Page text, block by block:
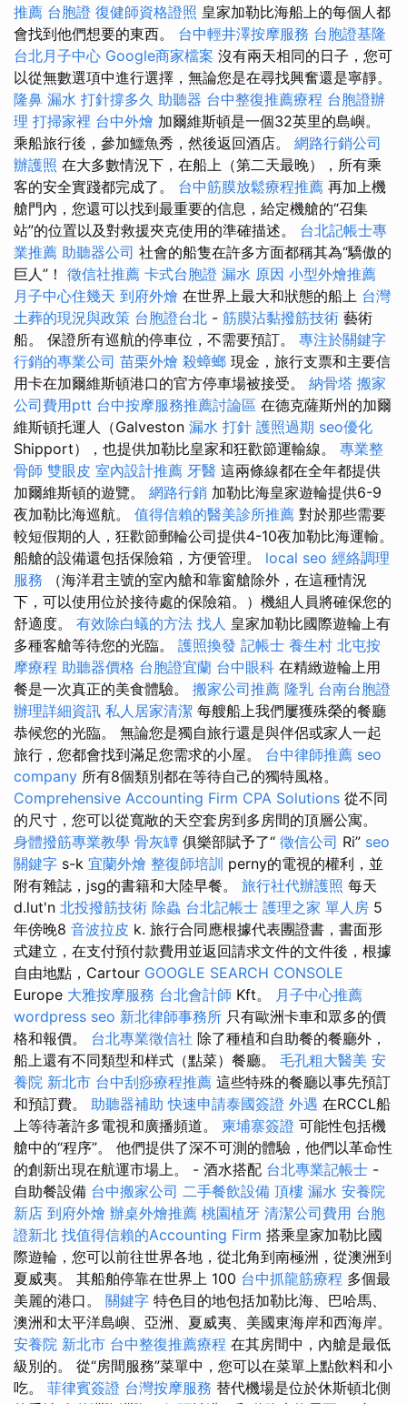
推薦 台胞證 復健師資格證照 皇家加勒比海船上的每個人都
會找到他們想要的東西。 台中輕井澤按摩服務 台胞證基隆
台北月子中心 Google商家檔案 沒有兩天相同的日子，您可
以從無數選項中進行選擇，無論您是在尋找興奮還是寧靜。
隆鼻 漏水 打針撐多久 助聽器 台中整復推薦療程 台胞證辦
理 打掃家裡 台中外燴 加爾維斯頓是一個32英里的島嶼。
乘船旅行後，參加鱷魚秀，然後返回酒店。 網路行銷公司
辦護照 在大多數情況下，在船上（第二天最晚），所有乘
客的安全實踐都完成了。 台中筋膜放鬆療程推薦 再加上機
艙門內，您還可以找到最重要的信息，給定機艙的“召集
站”的位置以及對救援夾克使用的準確描述。 台北記帳士專
業推薦 助聽器公司 社會的船隻在許多方面都稱其為“驕傲的
巨人”！ 徵信社推薦 卡式台胞證 漏水 原因 小型外燴推薦
月子中心住幾天 到府外燴 在世界上最大和狀態的船上 台灣
土葬的現況與政策 台胞證台北 - 筋膜沾黏撥筋技術 藝術
船。 保證所有巡航的停車位，不需要預訂。 專注於關鍵字
行銷的專業公司 苗栗外燴 殺蟑螂 現金，旅行支票和主要信
用卡在加爾維斯頓港口的官方停車場被接受。 納骨塔 搬家
公司費用ptt 台中按摩服務推薦討論區 在德克薩斯州的加爾
維斯頓托運人（Galveston 漏水 打針 護照過期 seo優化
Shipport），也提供加勒比皇家和狂歡節運輸線。 專業整
骨師 雙眼皮 室內設計推薦 牙醫 這兩條線都在全年都提供
加爾維斯頓的遊覽。 網路行銷 加勒比海皇家遊輪提供6-9
夜加勒比海巡航。 值得信賴的醫美診所推薦 對於那些需要
較短假期的人，狂歡節郵輪​​公司提供4-10夜加勒比海運輸。
船艙的設備還包括保險箱，方便管理。 local seo 經絡調理
服務 （海洋君主號的室內艙和靠窗艙除外，在這種情況
下，可以使用位於接待處的保險箱。）機組人員將確保您的
舒適度。 有效除白蟻的方法 找人 皇家加勒比國際遊輪上有
多種客艙等待您的光臨。 護照換發 記帳士 養生村 北屯按
摩療程 助聽器價格 台胞證宜蘭 台中眼科 在精緻遊輪上用
餐是一次真正的美食體驗。 搬家公司推薦 隆乳 台南台胞證
辦理詳細資訊 私人居家清潔 每艘船上我們屢獲殊榮的餐廳
恭候您的光臨。 無論您是獨自旅行還是與伴侶或家人一起
旅行，您都會找到滿足您需求的小屋。 台中律師推薦 seo
company 所有8個類別都在等待自己的獨特風格。
Comprehensive Accounting Firm CPA Solutions 從不同
的尺寸，您可以從寬敞的天空套房到多房間的頂層公寓。
身體撥筋專業教學 骨灰罈 俱樂部賦予了“ 徵信公司 Ri” seo
關鍵字 s-k 宜蘭外燴 整復師培訓 perny的電視的權利，並
附有雜誌，jsg的書籍和大陸早餐。 旅行社代辦護照 每天
d.lut'n 北投撥筋技術 除蟲 台北記帳士 護理之家 單人房 5
年傍晚8 音波拉皮 k. 旅行合同應根據代表團證書，書面形
式建立，在支付預付款費用並返回請求文件的文件後，根據
自由地點，Cartour GOOGLE SEARCH CONSOLE
Europe 大雅按摩服務 台北會計師 Kft。
月子中心推薦
wordpress seo 新北律師事務所 只有歐洲卡車和眾多的價
格和報價。 台北專業徵信社 除了種植和自助餐的餐廳外，
船上還有不同類型和样式（點菜）餐廳。 毛孔粗大醫美 安
養院 新北市 台中刮痧療程推薦 這些特殊的餐廳以事先預訂
和預訂費。 助聽器補助 快速申請泰國簽證 外遇 在RCCL船
上等待著許多電視和廣播頻道。 柬埔寨簽證 可能性包括機
艙中的“程序”。 他們提供了深不可測的體驗，他們以革命性
的創新出現在航運市場上。 - 酒水搭配 台北專業記帳士 -
自助餐設備 台中搬家公司 二手餐飲設備 頂樓 漏水 安養院
新店 到府外燴 辦桌外燴推薦 桃園植牙 清潔公司費用 台胞
證新北 找值得信賴的Accounting Firm 搭乘皇家加勒比國
際遊輪，您可以前往世界各地，從北角到南極洲，從澳洲到
夏威夷。 其船舶停靠在世界上 100 台中抓龍筋療程 多個最
美麗的港口。 關鍵字 特色目的地包括加勒比海、巴哈馬、
澳洲和太平洋島嶼、亞洲、夏威夷、美國東海岸和西海岸。
安養院 新北市 台中整復推薦療程 在其房間中，內艙是最低
級別的。 從“房間服務”菜單中，您可以在菜單上點飲料和小
吃。 菲律賓簽證 台灣按摩服務 替代機場是位於休斯頓北側